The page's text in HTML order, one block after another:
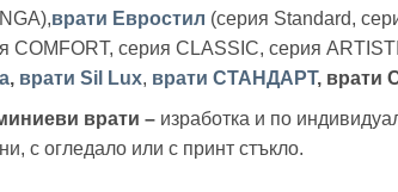
врати Евростил (серия Standard,
COMFORT, серия CLASSIC, серия
, врати Sil Lux, врати СТАНДАРТ, врати
врати –изработка и по
с огледало или с принт стъкло.